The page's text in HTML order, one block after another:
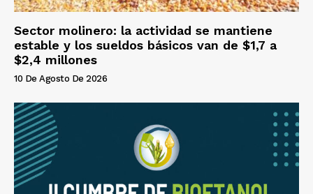
Sector molinero: la actividad se mantiene
estable y los sueldos básicos van de $1,7 a
$2,4 millones
10 De Agosto De 2026